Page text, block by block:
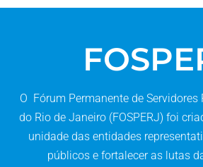
O Fórum Permanente de
do Rio de Janeiro (FOSPERJ) foi
unidade das entidades
públicos e fortalecer as lutas